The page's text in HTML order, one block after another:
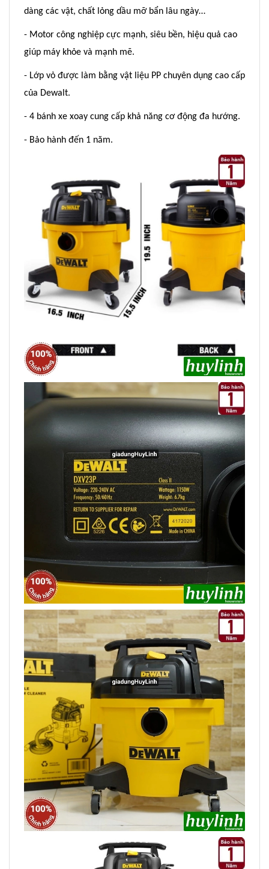
dàng các vật, chất lỏng dầu mỡ bẩn lâu ngày…
- Motor công nghiệp cực mạnh, siêu bền, hiệu quả cao
giúp máy khỏe và mạnh mẽ.
- Lớp vỏ được làm bằng vật liệu PP chuyên dụng cao cấp
của Dewalt.
- 4 bánh xe xoay cung cấp khả năng cơ động đa hướng.
- Bảo hành đến 1 năm.